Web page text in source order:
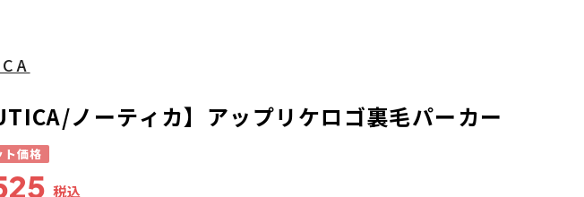
ノーティカ】アップリケロゴ裏毛パーカー
ト価格
税込